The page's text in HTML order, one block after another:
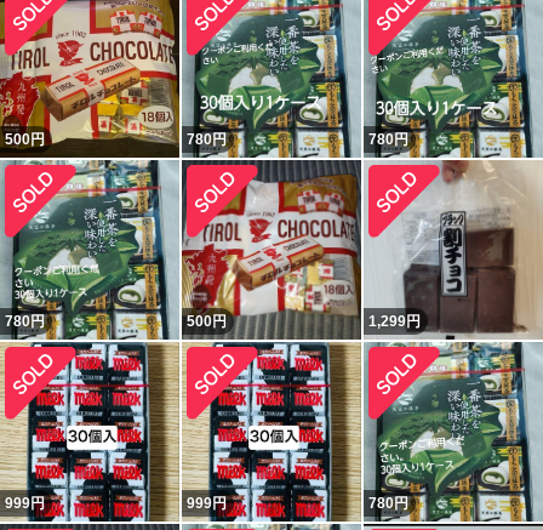
500円 780円 780円
780円 500円 1,299円
999円 999円 780円